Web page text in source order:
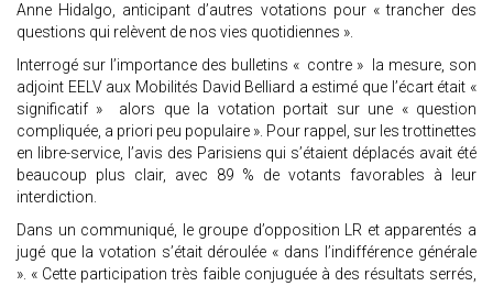
Anne Hidalgo, anticipant d’autres votations pour « trancher des
questions qui relèvent de nos vies quotidiennes ».
Interrogé sur l’importance des bulletins « contre » la mesure, son
adjoint EELV aux Mobilités David Belliard a estimé que l’écart était «
significatif » alors que la votation portait sur une « question
compliquée, a priori peu populaire ». Pour rappel, sur les trottinettes
en libre-service, l’avis des Parisiens qui s’étaient déplacés avait été
beaucoup plus clair, avec 89 % de votants favorables à leur
interdiction.
Dans un communiqué, le groupe d’opposition LR et apparentés a
jugé que la votation s’était déroulée « dans l’indifférence générale
». « Cette participation très faible conjuguée à des résultats serrés,